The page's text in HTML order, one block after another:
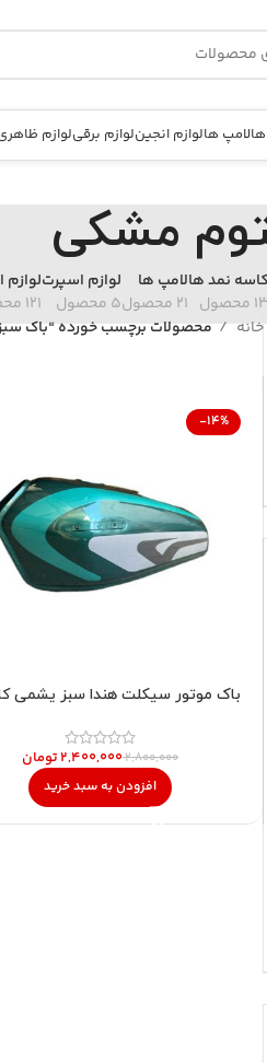
لامپ هالوازم انجینلوازم برقیلوازم
مشکی
کاسه نمد ها
13 محصول
لامپ ها
21 محصول
لوازم اسپرت
5 محصول
لوازم
121 محصول
خانه محصولات برچسب خورده “باک
-14%
باک موتور سیکلت هندا سبز یشمی
۲,۸۰۰,۰۰۰۲,۴۰۰,۰۰۰تومان
افزودن به سبد خرید